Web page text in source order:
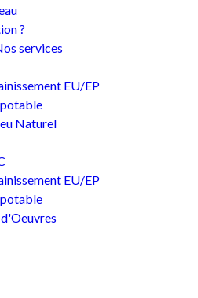
?
services
EU/EP
potable
Naturel
EU/EP
potable